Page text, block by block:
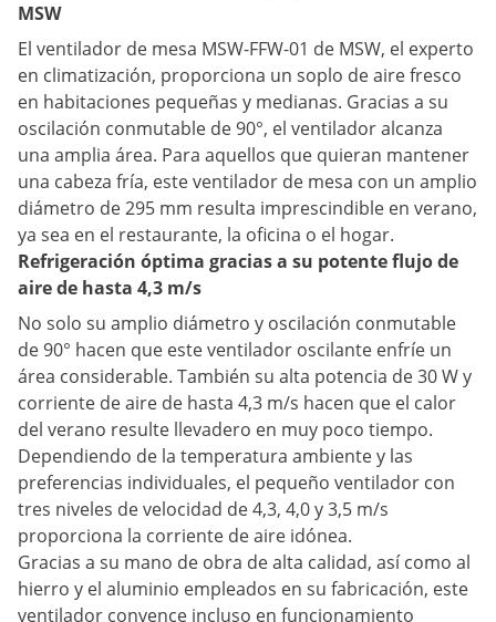
MSW
El ventilador de mesa MSW-FFW-01 de MSW, el experto
en climatización, proporciona un soplo de aire fresco
en habitaciones pequeñas y medianas. Gracias a su
oscilación conmutable de 90°, el ventilador alcanza
una amplia área. Para aquellos que quieran mantener
una cabeza fría, este ventilador de mesa con un amplio
diámetro de 295 mm resulta imprescindible en verano,
ya sea en el restaurante, la oficina o el hogar.
Refrigeración óptima gracias a su potente flujo de
aire de hasta 4,3 m/s
No solo su amplio diámetro y oscilación conmutable
de 90° hacen que este ventilador oscilante enfríe un
área considerable. También su alta potencia de 30 W y
corriente de aire de hasta 4,3 m/s hacen que el calor
del verano resulte llevadero en muy poco tiempo.
Dependiendo de la temperatura ambiente y las
preferencias individuales, el pequeño ventilador con
tres niveles de velocidad de 4,3, 4,0 y 3,5 m/s
proporciona la corriente de aire idónea.
Gracias a su mano de obra de alta calidad, así como al
hierro y el aluminio empleados en su fabricación, este
ventilador convence incluso en funcionamiento